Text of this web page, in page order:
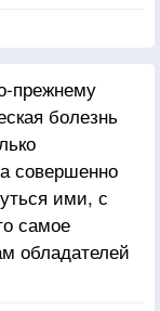
прежнему
болезнь
совершенно
ими, с
самое
обладателей